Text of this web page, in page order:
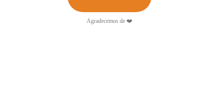
Agradecemos de ❤️